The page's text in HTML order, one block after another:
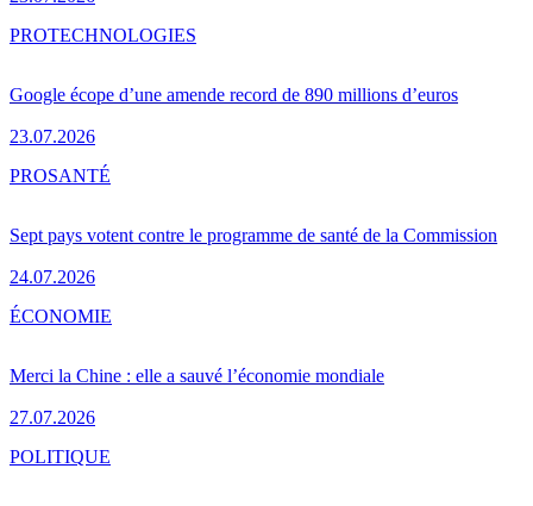
Google écope d’une amende record de 890 millions d’euros
23.07.2026
PROTECHNOLOGIES
Sept pays votent contre le programme de santé de la Commission
24.07.2026
PROSANTÉ
Merci la Chine : elle a sauvé l’économie mondiale
27.07.2026
ÉCONOMIE
POLITIQUE